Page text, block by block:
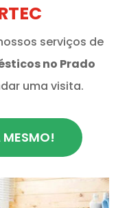
serviços de
no Prado
uma visita.
MESMO!